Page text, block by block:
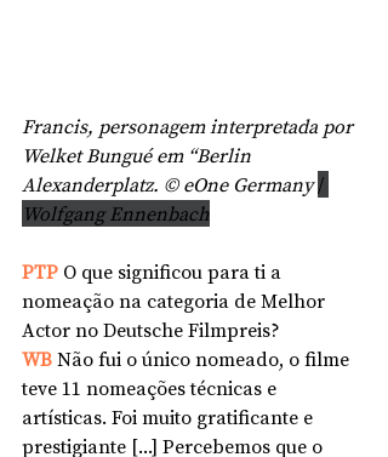
Francis, personagem interpretada por
Welket Bungué em “Berlin
Alexanderplatz. © eOne Germany /
Wolfgang Ennenbach
PTP O que significou para ti a
nomeação na categoria de Melhor
Actor no Deutsche Filmpreis?
WB Não fui o único nomeado, o filme
teve 11 nomeações técnicas e
artísticas. Foi muito gratificante e
prestigiante [...] Percebemos que o